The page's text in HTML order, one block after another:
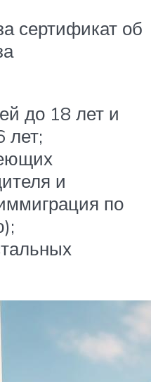
сертификат об
до 18 лет и
лет;
и
по